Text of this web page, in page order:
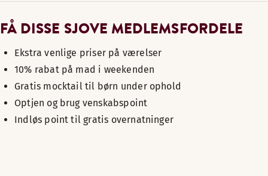
FÅ DISSE SJOVE MEDLEMSFORDELE
Ekstra venlige priser på værelser
10% rabat på mad i weekenden
Gratis mocktail til børn under ophold
Optjen og brug venskabspoint
Indløs point til gratis overnatninger